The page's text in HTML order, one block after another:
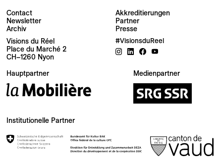
Contact
Newsletter
Archiv
Akkreditierungen
Partner
Presse
Visions du Réel
Place du Marché 2
CH–1260 Nyon
#VisionsduReel
Hauptpartner Medienpartner
Institutionelle Partner
Ihre E-Mail-Adresse
Newsletter — EN
News about the Festival for the Public
Nouvelles du Festival destinées au Public
Industry Newsletter — EN
News about the Festival & Professional activities